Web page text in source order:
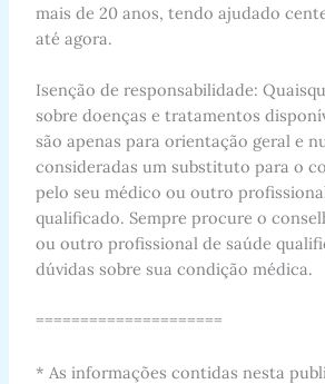
mais de 20 anos, tendo ajudado
até agora.
Isenção de responsabilidade:
sobre doenças e tratamentos
são apenas para orientação geral e
consideradas um substituto para o
pelo seu médico ou outro
qualificado. Sempre procure o
ou outro profissional de saúde
dúvidas sobre sua condição médica.
=====================
* As informações contidas nesta